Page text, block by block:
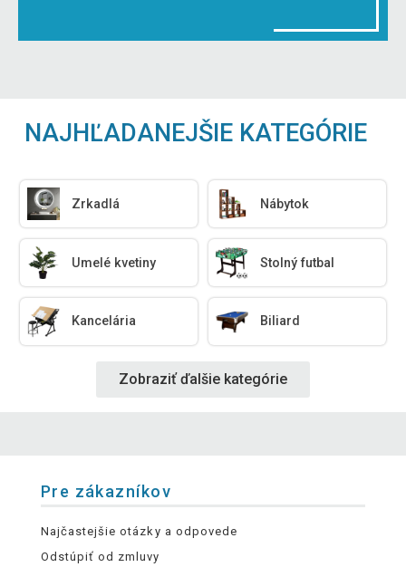
NAJHĽADANEJŠIE KATEGÓRIE
Zrkadlá Nábytok
Umelé kvetiny Stolný futbal
Kancelária Biliard
Zobraziť ďalšie kategórie
Pre zákazníkov
Najčastejšie otázky a odpovede
Odstúpiť od zmluvy